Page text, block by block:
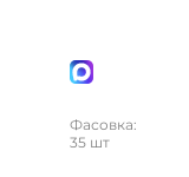
Фасовка:
35 шт